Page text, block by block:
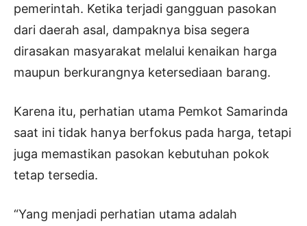
pemerintah. Ketika terjadi gangguan pasokan
dari daerah asal, dampaknya bisa segera
dirasakan masyarakat melalui kenaikan harga
maupun berkurangnya ketersediaan barang.
Karena itu, perhatian utama Pemkot Samarinda
saat ini tidak hanya berfokus pada harga, tetapi
juga memastikan pasokan kebutuhan pokok
tetap tersedia.
“Yang menjadi perhatian utama adalah